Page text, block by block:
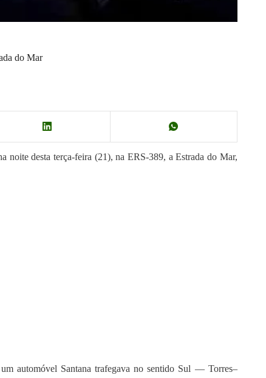
do Mar
noite desta terça-feira (21), na ERS-389, a Estrada do Mar,
automóvel Santana trafegava no sentido Sul — Torres–